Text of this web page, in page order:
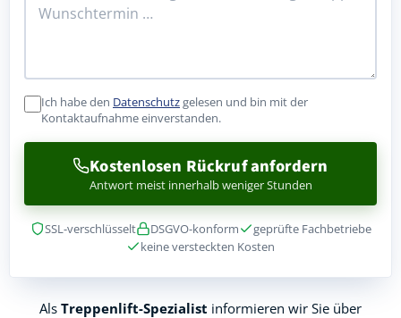
Ich habe den Datenschutzgelesen und bin mit der
Kontaktaufnahme einverstanden.
Kostenlosen Rückruf anfordern
Antwort meist innerhalb weniger Stunden
SSL-verschlüsselt DSGVO-konform
geprüfte Fachbetriebe
keine versteckten Kosten
Als Treppenlift-Spezialist informieren wir Sie über